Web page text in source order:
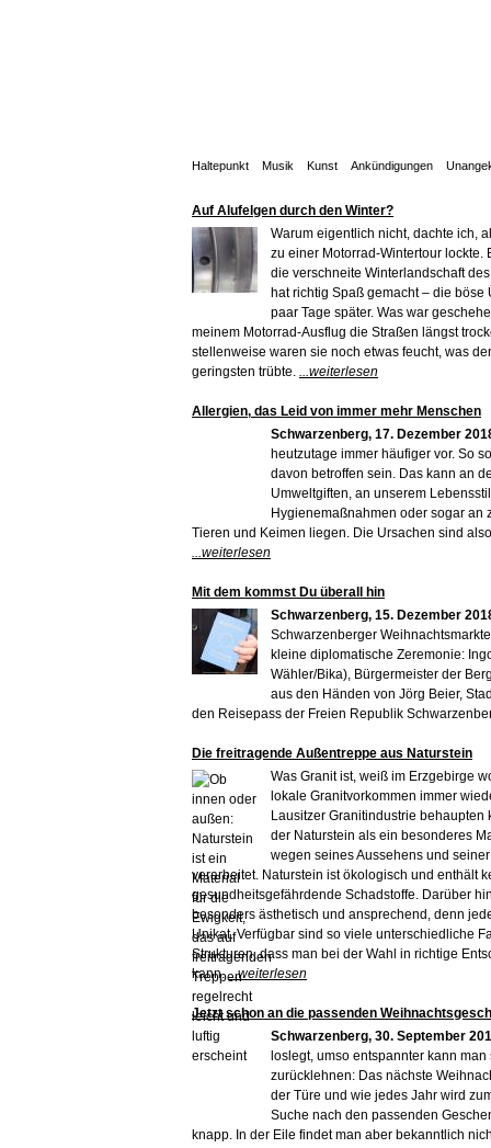
Haltepunkt Musik Kunst Ankündigungen
Auf Alufelgen durch den Winter?
Warum eigentlich nicht, dachte ich,
zu einer Motorrad-Wintertour lockte.
die verschneite Winterlandschaft
hat richtig Spaß gemacht – die böse
paar Tage später. Was war
meinem Motorrad-Ausflug die Straßen längst
stellenweise waren sie noch etwas feucht, was
geringsten trübte. ...weiterlesen
Allergien, das Leid von immer mehr Menschen
Schwarzenberg, 17. Dezember
heutzutage immer häufiger vor. So
davon betroffen sein. Das kann an
Umweltgiften, an unserem
Hygienemaßnahmen oder sogar an
Tieren und Keimen liegen. Die Ursachen sind
...weiterlesen
Mit dem kommst Du überall hin
Schwarzenberg, 15. Dezember
Schwarzenberger
kleine diplomatische Zeremonie:
Wähler/Bika), Bürgermeister der
aus den Händen von Jörg Beier,
den Reisepass der Freien Republik
Die freitragende Außentreppe aus Naturstein
Was Granit ist, weiß im Erzgebirge
lokale Granitvorkommen immer
Lausitzer Granitindustrie behaupten
der Naturstein als ein besonderes
wegen seines Aussehens und
verarbeitet. Naturstein ist ökologisch und enthält
gesundheitsgefährdende Schadstoffe. Darüber
besonders ästhetisch und ansprechend, denn
Unikat. Verfügbar sind so viele unterschiedliche
Strukturen, dass man bei der Wahl in richtige
kann....weiterlesen
Jetzt schon an die passenden
Schwarzenberg, 30. September
loslegt, umso entspannter kann
zurücklehnen: Das nächste
der Türe und wie jedes Jahr wird
Suche nach den passenden
knapp. In der Eile findet man aber bekanntlich